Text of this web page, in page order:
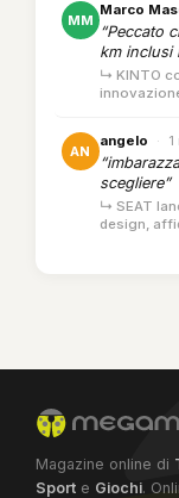
MM
Marco
“Peccato
km inclusi
↳ KINTO
AN
angelo ·
scegliere”
↳ SEAT
design,
Magazine online di
Sport e Giochi.